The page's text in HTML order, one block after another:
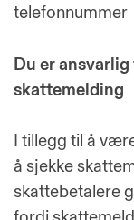
telefonnummer
Du er
skattemelding
I tillegg til å
å sjekke
skattebetalere